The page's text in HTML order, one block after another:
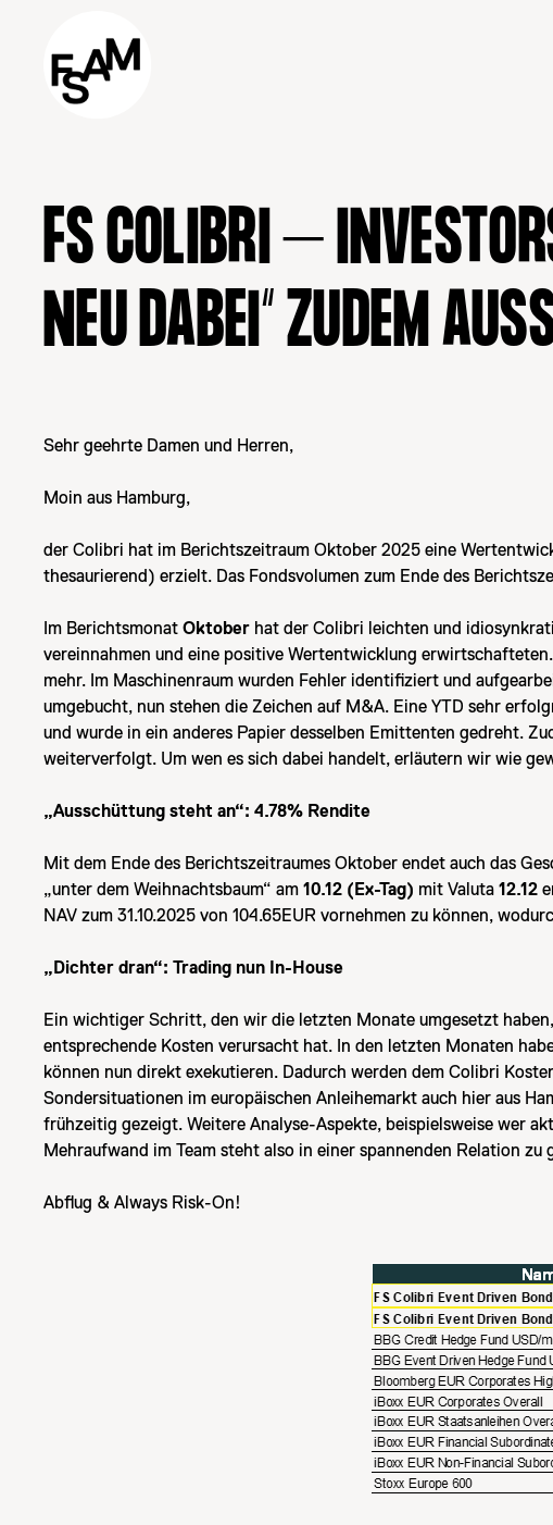
FS COLIBRI –
NEU DABEI“ ZUDEM
Sehr geehrte Damen und Herren,
Moin aus Hamburg,
der Colibri hat im Berichtszeitraum Oktober 2025 eine
thesaurierend) erzielt. Das Fondsvolumen zum Ende des
Im Berichtsmonat Oktober hat der Colibri leichten und
vereinnahmen und eine positive Wertentwicklung
mehr. Im Maschinenraum wurden Fehler identifiziert und
umgebucht, nun stehen die Zeichen auf M&A. Eine YTD sehr
und wurde in ein anderes Papier desselben Emittenten gedreht.
weiterverfolgt. Um wen es sich dabei handelt, erläutern wir wie
„Ausschüttung steht an“: 4.78% Rendite
Mit dem Ende des Berichtszeitraumes Oktober endet auch das
„unter dem Weihnachtsbaum“ am 10.12 (Ex-Tag) mit Valuta 12.12
NAV zum 31.10.2025 von 104.65EUR vornehmen zu können,
„Dichter dran“: Trading nun In-House
Ein wichtiger Schritt, den wir die letzten Monate umgesetzt
entsprechende Kosten verursacht hat. In den letzten Monaten
können nun direkt exekutieren. Dadurch werden dem Colibri
Sondersituationen im europäischen Anleihemarkt auch hier aus
frühzeitig gezeigt. Weitere Analyse-Aspekte, beispielsweise wer
Mehraufwand im Team steht also in einer spannenden Relation
Abflug & Always Risk-On!